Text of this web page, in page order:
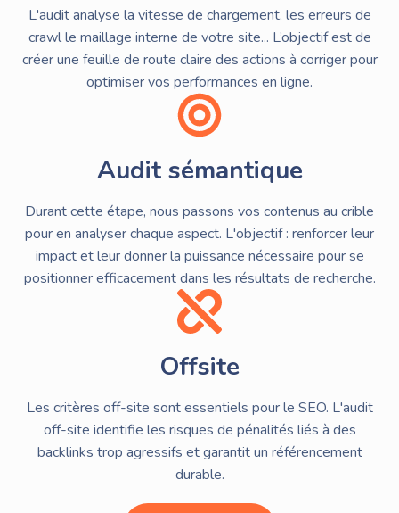
L'audit analyse la vitesse de chargement, les erreurs de
crawl le maillage interne de votre site... L’objectif est de
créer une feuille de route claire des actions à corriger pour
optimiser vos performances en ligne.
Audit sémantique
Durant cette étape, nous passons vos contenus au crible
pour en analyser chaque aspect. L'objectif : renforcer leur
impact et leur donner la puissance nécessaire pour se
positionner efficacement dans les résultats de recherche.
Offsite
Les critères off-site sont essentiels pour le SEO. L'audit
off-site identifie les risques de pénalités liés à des
backlinks trop agressifs et garantit un référencement
durable.